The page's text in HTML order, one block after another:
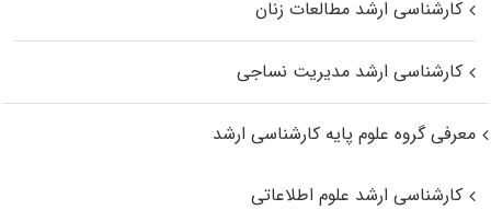
کارشناسی ارشد مطالعات زنان
کارشناسی ارشد مدیریت نساجی
معرفی گروه علوم پایه کارشناسی ارشد
کارشناسی ارشد علوم اطلاعاتی